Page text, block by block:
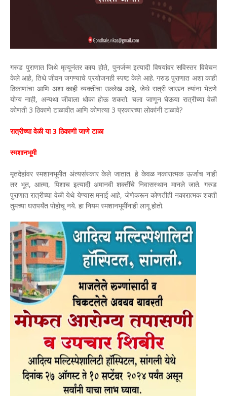
गरुड पुराणात जिथे मृत्यूनंतर काय होते, पुनर्जन्म इत्यादी विषयांवर सविस्तर विवेचन
केले आहे, तिथे जीवन जगण्याचे प्रयोजनही स्पष्ट केले आहे. गरुड पुराणात अशा काही
ठिकाणांचा आणि अशा काही व्यक्तींचा उल्लेख आहे, जेथे रात्री जाऊन त्यांना भेटणे
योग्य नाही, अन्यथा जीवाला धोका होऊ शकतो. चला जाणून घेऊया रात्रीच्या वेळी
कोणती 3 ठिकाणे टाळावीत आणि कोणत्या 3 प्रकारच्या लोकांनी टाळावे?
रात्रीच्या वेळी या 3 ठिकाणी जाणे टाळा
स्मशानभूमी
मृतदेहांवर स्मशानभूमीत अंत्यसंस्कार केले जातात. हे केवळ नकारात्मक ऊर्जाच नाही
तर भूत, आत्मा, पिशाच इत्यादी अमानवी शक्तींचे निवासस्थान मानले जाते. गरुड
पुराणात रात्रीच्या वेळी येथे येण्यास मनाई आहे, जेणेकरून कोणतीही नकारात्मक शक्ती
तुमच्या घरापर्यंत पोहोचू नये. हा नियम स्मशानभूमींनाही लागू होतो.